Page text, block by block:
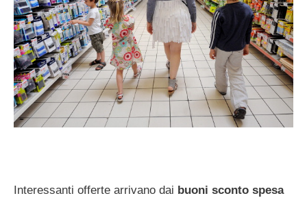
Interessanti offerte arrivano dai buoni sconto spesa